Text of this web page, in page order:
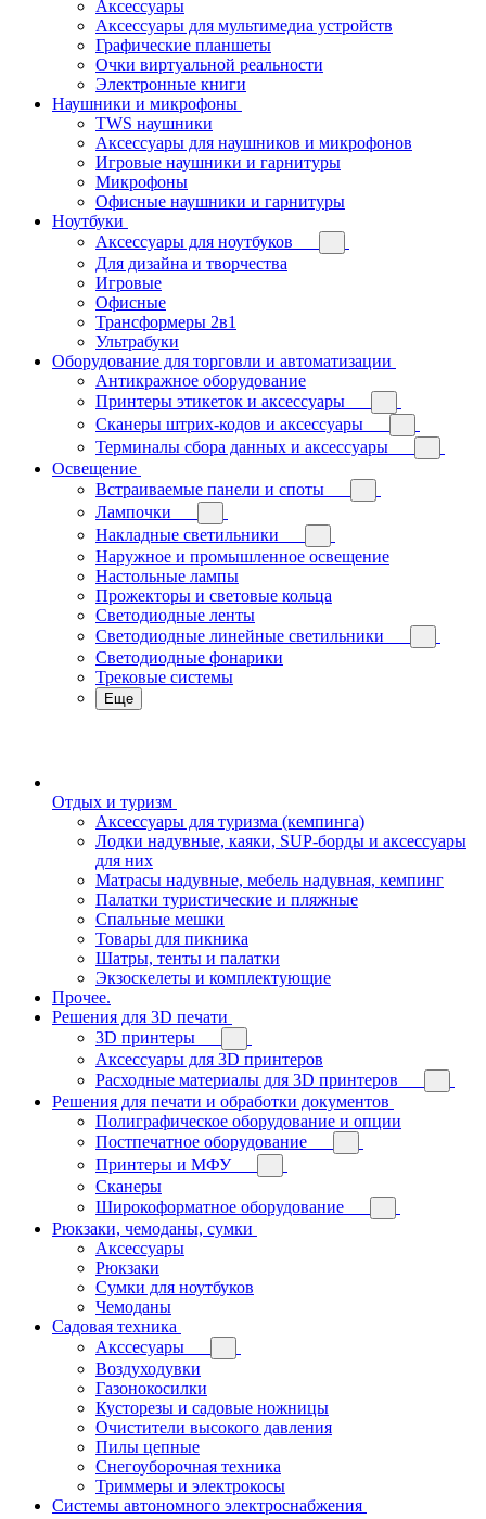
Аксессуары
Аксессуары для мультимедиа устройств
Графические планшеты
Очки виртуальной реальности
Электронные книги
Наушники и микрофоны
TWS наушники
Аксессуары для наушников и микрофонов
Игровые наушники и гарнитуры
Микрофоны
Офисные наушники и гарнитуры
Ноутбуки
Аксессуары для ноутбуков
Для дизайна и творчества
Игровые
Офисные
Трансформеры 2в1
Ультрабуки
Оборудование для торговли и автоматизации
Антикражное оборудование
Принтеры этикеток и аксессуары
Сканеры штрих-кодов и аксессуары
Терминалы сбора данных и аксессуары
Освещение
Встраиваемые панели и споты
Лампочки
Накладные светильники
Наружное и промышленное освещение
Настольные лампы
Прожекторы и световые кольца
Светодиодные ленты
Светодиодные линейные светильники
Светодиодные фонарики
Трековые системы
Еще
Отдых и туризм
Аксессуары для туризма (кемпинга)
Лодки надувные, каяки, SUP-борды и аксессуары
для них
Матрасы надувные, мебель надувная, кемпинг
Палатки туристические и пляжные
Спальные мешки
Товары для пикника
Шатры, тенты и палатки
Экзоскелеты и комплектующие
Прочее.
Решения для 3D печати
3D принтеры
Аксессуары для 3D принтеров
Расходные материалы для 3D принтеров
Решения для печати и обработки документов
Полиграфическое оборудование и опции
Постпечатное оборудование
Принтеры и МФУ
Сканеры
Широкоформатное оборудование
Рюкзаки, чемоданы, сумки
Аксессуары
Рюкзаки
Сумки для ноутбуков
Чемоданы
Садовая техника
Акссесуары
Воздуходувки
Газонокосилки
Кусторезы и садовые ножницы
Очистители высокого давления
Пилы цепные
Снегоуборочная техника
Триммеры и электрокосы
Системы автономного электроснабжения